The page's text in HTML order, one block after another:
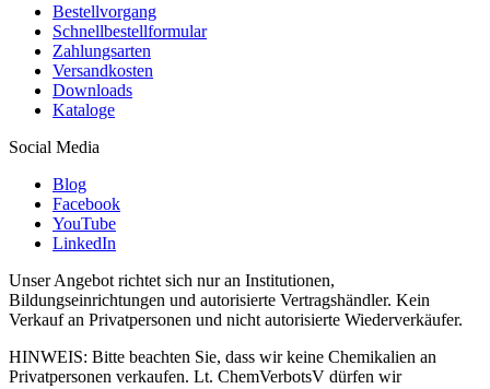
Bestellvorgang
Schnellbestellformular
Zahlungsarten
Versandkosten
Downloads
Kataloge
Social Media
Blog
Facebook
YouTube
LinkedIn
Unser Angebot richtet sich nur an Institutionen,
Bildungseinrichtungen und autorisierte Vertragshändler. Kein
Verkauf an Privatpersonen und nicht autorisierte Wiederverkäufer.
HINWEIS: Bitte beachten Sie, dass wir keine Chemikalien an
Privatpersonen verkaufen. Lt. ChemVerbotsV dürfen wir